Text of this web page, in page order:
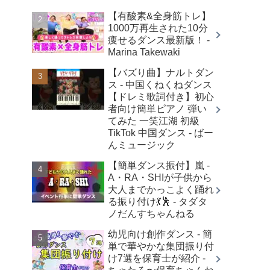
【有酸素&全身筋トレ】
1000万再生された10分
痩せるダンス最新版！ -
Marina Takewaki
【バズり曲】ナルトダン
ス - 中国くねくねダンス
【ドレミ歌詞付き】初心
者向け簡単ピアノ 弾い
てみた 一笑江湖 初級
TikTok 中国ダンス - ばー
んミュージック
【簡単ダンス振付】嵐 -
A・RA・SHIが子供から
大人までかっこよく踊れ
る振り付け💃🕺 - タダタ
ノだんすちゃんねる
幼児向け創作ダンス - 簡
単で華やかな集団振り付
け7選を保育士が紹介 -